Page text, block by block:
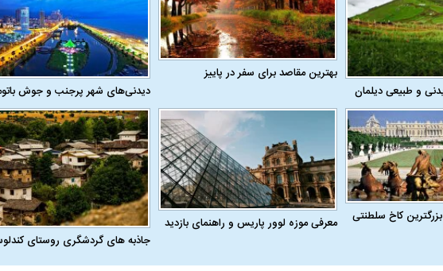
و طبیعی دیلمان
بهترین مقاصد برای سفر در پاییز
دیدنی‌های شهر پرجنب و جوش
کاخ سلطنتی
معرفی موزه لوور پاریس و راهنمای بازدید
جاذبه های گردشگری روستای